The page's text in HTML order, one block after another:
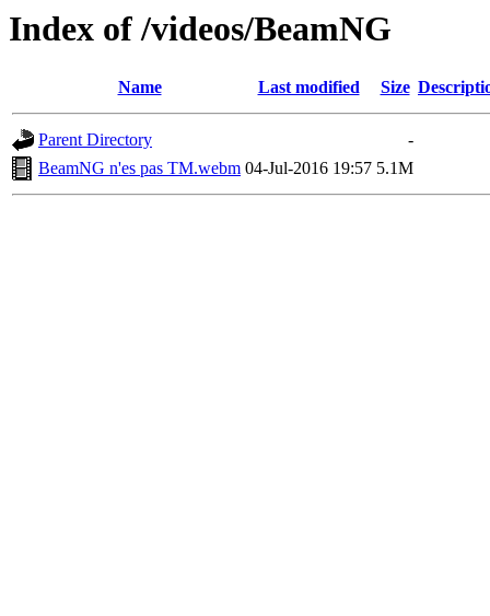
Index of /videos/BeamNG
Name Last modified Size
Parent Directory
-
BeamNG n'es pas TM.webm 04-Jul-2016 19:57 5.1M